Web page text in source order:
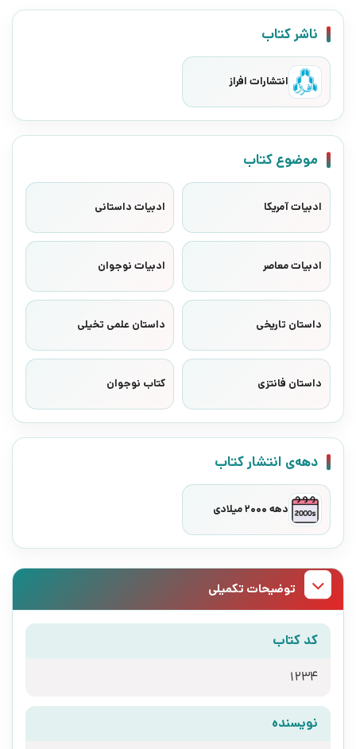
ناشر کتاب
انتشارات افراز
موضوع کتاب
ادبیات آمریکا ادبیات داستانی
ادبیات معاصر ادبیات نوجوان
داستان تاریخی داستان علمی تخیلی
داستان فانتزی کتاب نوجوان
دهه‌ی انتشار کتاب
دهه 2000 میلادی
توضیحات تکمیلی
کد کتاب
1234
نویسنده